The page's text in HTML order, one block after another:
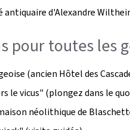
d'Alexandre
pour toutes les
(ancien Hôtel des
le vicus" (plongez dans le
néolithique de